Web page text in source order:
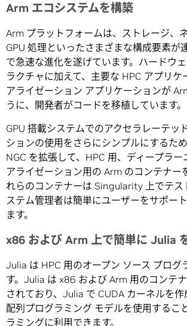
Arm エコシステムを構築
Arm プラットフォームは、ストレージ、ネ
GPU 処理といったさまざまな構成要素が
で急速な進化を遂げています。ハードウ
ラクチャに加えて、主要な HPC アプリケ
アライゼーション アプリケーションが
うに、開発者がコードを移植しています。
GPU 搭載システムでのアクセラレーテッ
ションの使用をさらにシンプルにするた
NGC を拡張して、HPC 用、ディープラー
アライゼーション用の Arm のコンテナー
れらのコンテナーは Singularity 上でテス
ステム管理者は簡単にユーザーをサポー
ます。
x86 および Arm 上で簡単に Julia
Julia は HPC 用のオープン ソース プログ
す。Julia は x86 および Arm 用のコンテ
されており、Julia で CUDA カーネルを
配列プログラミング モデルを使用するこ
ラミングに利用できます。